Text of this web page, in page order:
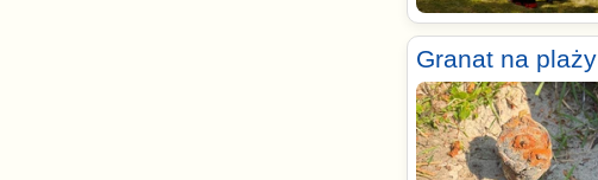
Granat na plaży